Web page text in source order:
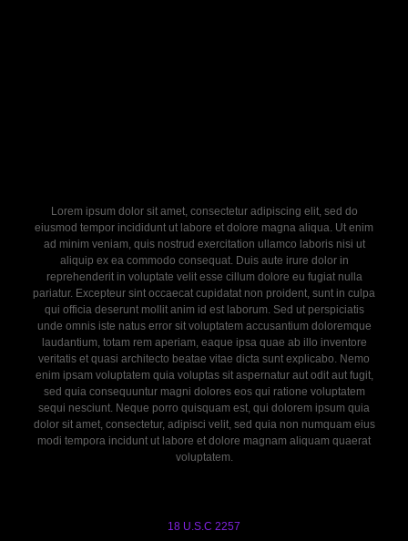
Lorem ipsum dolor sit amet, consectetur adipiscing elit, sed do
eiusmod tempor incididunt ut labore et dolore magna aliqua. Ut enim
ad minim veniam, quis nostrud exercitation ullamco laboris nisi ut
aliquip ex ea commodo consequat. Duis aute irure dolor in
reprehenderit in voluptate velit esse cillum dolore eu fugiat nulla
pariatur. Excepteur sint occaecat cupidatat non proident, sunt in culpa
qui officia deserunt mollit anim id est laborum. Sed ut perspiciatis
unde omnis iste natus error sit voluptatem accusantium doloremque
laudantium, totam rem aperiam, eaque ipsa quae ab illo inventore
veritatis et quasi architecto beatae vitae dicta sunt explicabo. Nemo
enim ipsam voluptatem quia voluptas sit aspernatur aut odit aut fugit,
sed quia consequuntur magni dolores eos qui ratione voluptatem
sequi nesciunt. Neque porro quisquam est, qui dolorem ipsum quia
dolor sit amet, consectetur, adipisci velit, sed quia non numquam eius
modi tempora incidunt ut labore et dolore magnam aliquam quaerat
voluptatem.
18 U.S.C 2257